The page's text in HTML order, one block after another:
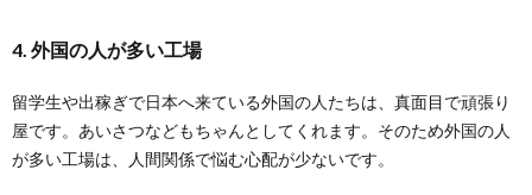
4. 外国の人が多い工場
留学生や出稼ぎで日本へ来ている外国の人たちは、真面目で頑張り
屋です。あいさつなどもちゃんとしてくれます。そのため外国の人
が多い工場は、人間関係で悩む心配が少ないです。